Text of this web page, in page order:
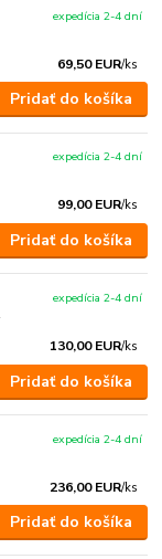
69,50 EUR/ks
expedícia 2-4 dní
Pridať do košíka
99,00 EUR/ks
expedícia 2-4 dní
Pridať do košíka
130,00 EUR/ks
expedícia 2-4 dní
Pridať do košíka
236,00 EUR/ks
expedícia 2-4 dní
Pridať do košíka